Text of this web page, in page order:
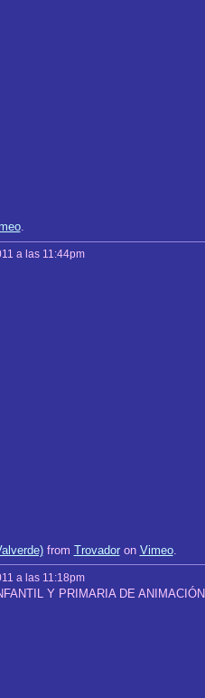
.
a las 11:44pm
from Trovadoron Vimeo.
a las 11:18pm
Y PRIMARIA DE ANIMACIÓN